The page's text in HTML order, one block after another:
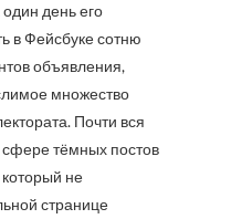
день его
в Фейсбуке сотню
объявления,
множество
Почти вся
сфере тёмных постов
который не
странице